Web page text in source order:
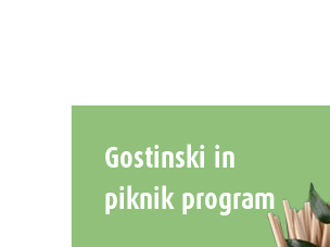
Gostinski in
piknik program